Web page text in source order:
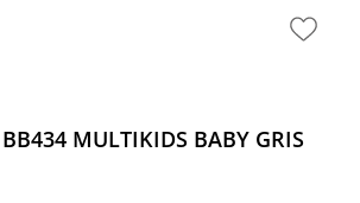
MULTIKIDS BABY GRIS